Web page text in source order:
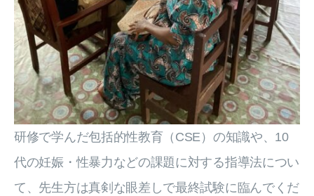
研修で学んだ包括的性教育（CSE）の知識や、10
代の妊娠・性暴力などの課題に対する指導法につい
て、先生方は真剣な眼差しで最終試験に臨んでくだ